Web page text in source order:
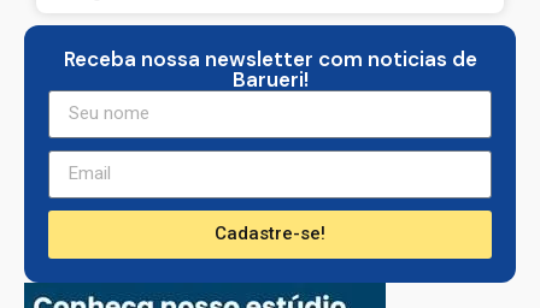
Receba nossa newsletter com noticias de
Barueri!
Cadastre-se!